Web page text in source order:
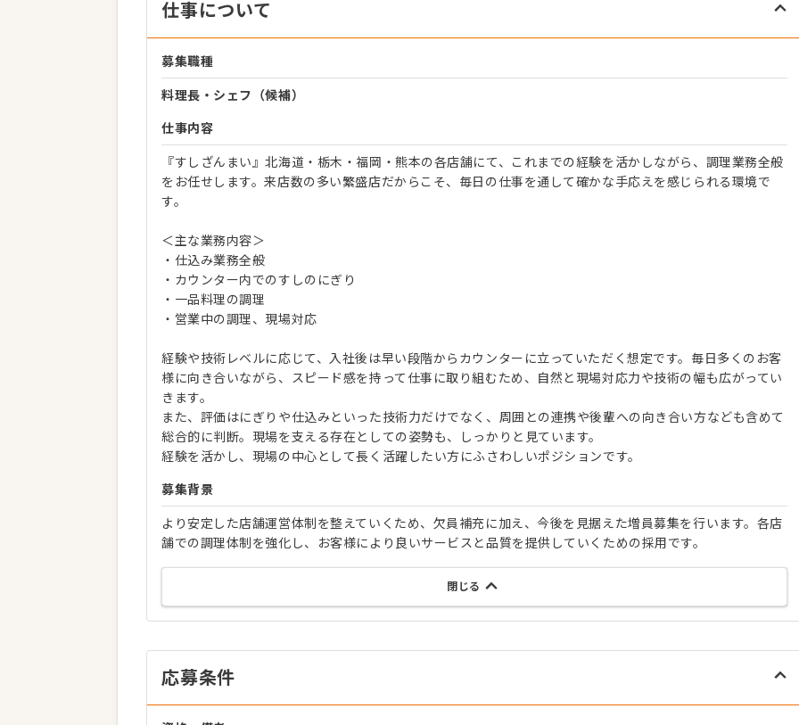
仕事について
募集職種
料理長・シェフ（候補）
仕事内容
『すしざんまい』北海道・栃木・福岡・熊本の各店舗にて、これまでの経験を活かしながら、調理業務全般
をお任せします。来店数の多い繁盛店だからこそ、毎日の仕事を通して確かな手応えを感じられる環境で
す。
＜主な業務内容＞
・仕込み業務全般
・カウンター内でのすしのにぎり
・一品料理の調理
・営業中の調理、現場対応
経験や技術レベルに応じて、入社後は早い段階からカウンターに立っていただく想定です。毎日多くのお客
様に向き合いながら、スピード感を持って仕事に取り組むため、自然と現場対応力や技術の幅も広がってい
きます。
また、評価はにぎりや仕込みといった技術力だけでなく、周囲との連携や後輩への向き合い方なども含めて
総合的に判断。現場を支える存在としての姿勢も、しっかりと見ています。
経験を活かし、現場の中心として長く活躍したい方にふさわしいポジションです。
募集背景
より安定した店舗運営体制を整えていくため、欠員補充に加え、今後を見据えた増員募集を行います。各店
舗での調理体制を強化し、お客様により良いサービスと品質を提供していくための採用です。
閉じる
応募条件